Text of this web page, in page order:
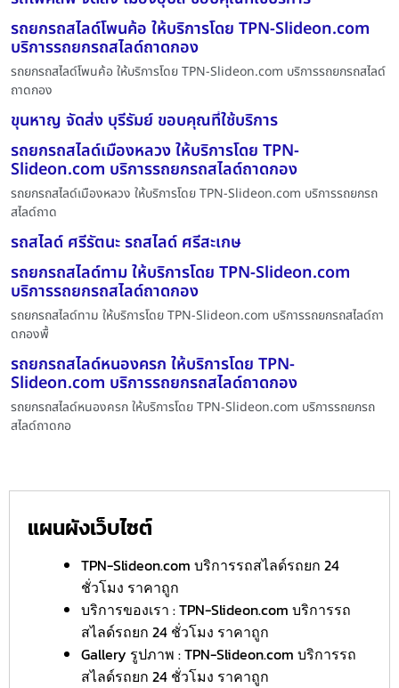
รถยกรถสไลด์โพนค้อ ให้บริการโดย TPN-Slideon.com
บริการรถยกรถสไลด์ถาดกอง
รถยกรถสไลด์โพนค้อ ให้บริการโดย TPN-Slideon.com บริการรถยกรถสไลด์
ถาดกอง
ขุนหาญ จัดส่ง บุรีรัมย์ ขอบคุณที่ใช้บริการ
รถยกรถสไลด์เมืองหลวง ให้บริการโดย TPN-
Slideon.com บริการรถยกรถสไลด์ถาดกอง
รถยกรถสไลด์เมืองหลวง ให้บริการโดย TPN-Slideon.com บริการรถยกรถ
สไลด์ถาด
รถสไลด์ ศรีรัตนะ รถสไลด์ ศรีสะเกษ
รถยกรถสไลด์ทาม ให้บริการโดย TPN-Slideon.com
บริการรถยกรถสไลด์ถาดกอง
รถยกรถสไลด์ทาม ให้บริการโดย TPN-Slideon.com บริการรถยกรถสไลด์ถา
ดกองพื้
รถยกรถสไลด์หนองครก ให้บริการโดย TPN-
Slideon.com บริการรถยกรถสไลด์ถาดกอง
รถยกรถสไลด์หนองครก ให้บริการโดย TPN-Slideon.com บริการรถยกรถ
สไลด์ถาดกอ
แผนผังเว็บไซต์
TPN-Slideon.com บริการรถสไลด์รถยก 24
ชั่วโมง ราคาถูก
บริการของเรา : TPN-Slideon.com บริการรถ
สไลด์รถยก 24 ชั่วโมง ราคาถูก
Gallery รูปภาพ : TPN-Slideon.com บริการรถ
สไลด์รถยก 24 ชั่วโมง ราคาถูก